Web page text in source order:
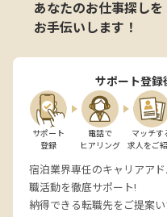
あなたのお仕事探しを
お手伝いします！
サポート登録
サポート
登録
電話で
ヒアリング
マッチす
求人をご
宿泊業界専任のキャリアア
職活動を徹底サポート!
納得できる転職先をご提案い